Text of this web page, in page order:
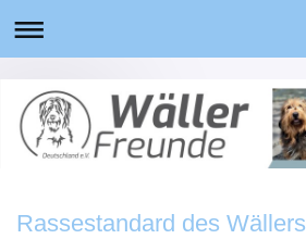
Rassestandard des Wällers